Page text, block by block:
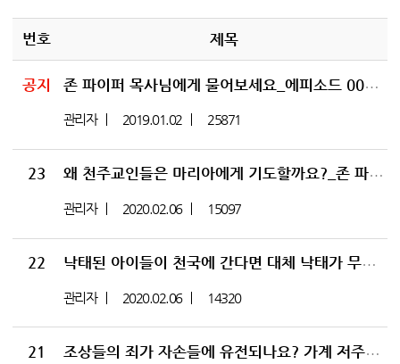
번호 제목
공지 존 파이퍼 목사님에게 물어보세요_에피소드 0001
관리자 2019.01.02 25871
23 왜 천주교인들은 마리아에게 기도할까요?_존 파이퍼 목사님에게 물어보세요 에피소드 0023
관리자 2020.02.06 15097
22 낙태된 아이들이 천국에 간다면 대체 낙태가 무슨 문제인가요?_존 파이퍼 목사님에게 물어보세요 에피소드 0022
관리자 2020.02.06 14320
21 조상들의 죄가 자손들에 유전되나요? 가계 저주론은 거짓이다!_존 파이퍼 목사님에게 물어보세요 에피소드 0021